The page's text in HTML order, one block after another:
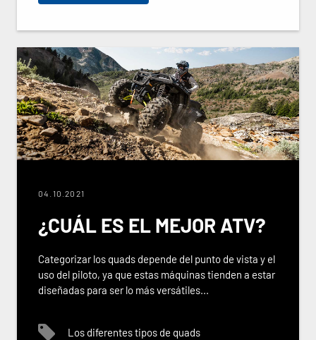
04.10.2021
¿CUÁL ES EL MEJOR ATV?
Categorizar los quads depende del punto de vista y el
uso del piloto, ya que estas máquinas tienden a estar
diseñadas para ser lo más versátiles...
Los diferentes tipos de quads